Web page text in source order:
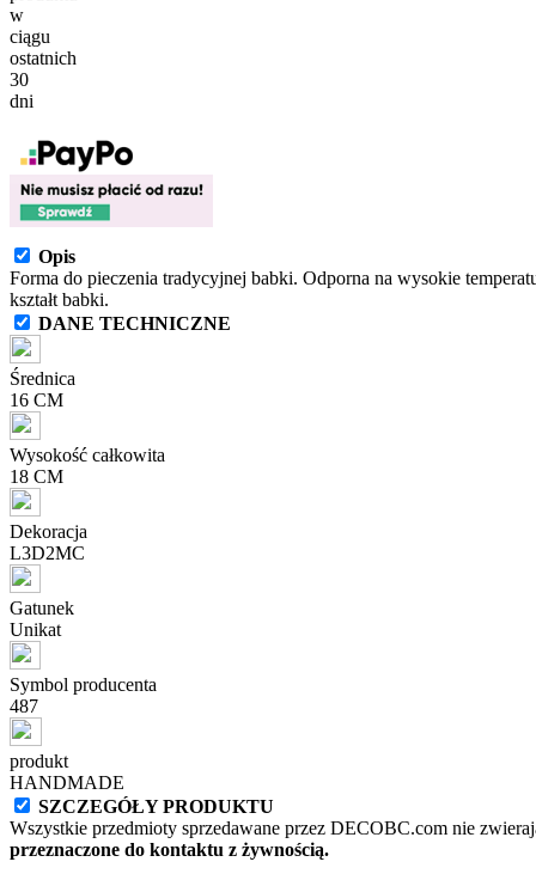
w
ciągu
ostatnich
30
dni
Opis
Forma do pieczenia tradycyjnej babki. Odporna na wysokie
kształt babki.
DANE TECHNICZNE
Średnica
16 CM
Wysokość całkowita
18 CM
Dekoracja
L3D2MC
Gatunek
Unikat
Symbol producenta
487
produkt
HANDMADE
SZCZEGÓŁY PRODUKTU
Wszystkie przedmioty sprzedawane przez DECOBC.com nie
przeznaczone do kontaktu z żywnością.